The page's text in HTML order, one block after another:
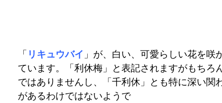
「 リキュウバイ 」が、白い、可愛らしい花を咲
ています。「利休梅」と表記されますがもちろ
ではありませんし、「千利休」とも特に深い関
があるわけではないようで